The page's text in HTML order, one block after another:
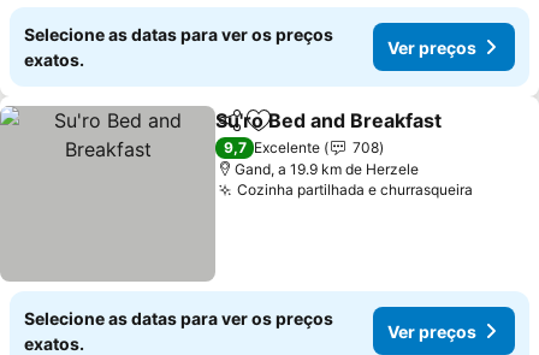
Selecione as datas para ver os preços
exatos.
Ver preços
PartilharAdicionar aos favoritos
Su'ro Bed and Breakfast
9,7 Excelente
708
Gand, a 19.9 km de Herzele
Cozinha partilhada e churrasqueira
Selecione as datas para ver os preços
exatos.
Ver preços